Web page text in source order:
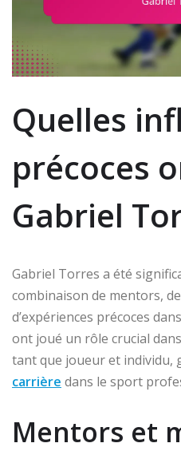
Quelles
précoces
Gabriel
Gabriel Torres a été
combinaison de mentors,
d’expériences précoces
ont joué un rôle crucial
tant que joueur et individu,
carrière dans le sport
Mentors et